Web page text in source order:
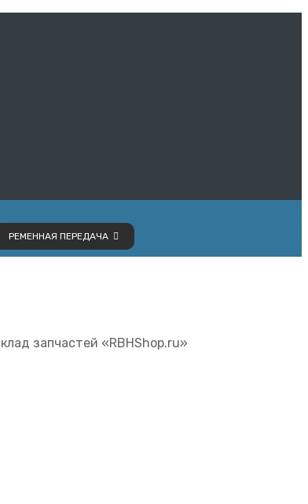
РЕМЕННАЯ ПЕРЕДАЧА
запчастей «RBHShop.ru»